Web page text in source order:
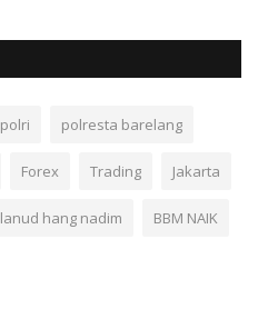
polri polresta barelang
Forex Trading Jakarta
lanud hang nadim BBM NAIK